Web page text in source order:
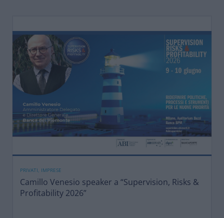
PRIVATI, IMPRESE
Camillo Venesio speaker a “Supervision, Risks &
Profitability 2026”